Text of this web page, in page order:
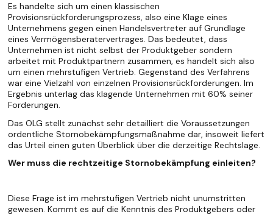
Es handelte sich um einen klassischen
Provisionsrückforderungsprozess, also eine Klage eines
Unternehmens gegen einen Handelsvertreter auf Grundlage
eines Vermögensberatervertrages. Das bedeutet, dass
Unternehmen ist nicht selbst der Produktgeber sondern
arbeitet mit Produktpartnern zusammen, es handelt sich also
um einen mehrstufigen Vertrieb. Gegenstand des Verfahrens
war eine Vielzahl von einzelnen Provisionsrückforderungen. Im
Ergebnis unterlag das klagende Unternehmen mit 60% seiner
Forderungen.
Das OLG stellt zunächst sehr detailliert die Voraussetzungen
ordentliche Stornobekämpfungsmaßnahme dar, insoweit liefert
das Urteil einen guten Überblick über die derzeitige Rechtslage.
Wer muss die rechtzeitige Stornobekämpfung einleiten?
Diese Frage ist im mehrstufigen Vertrieb nicht unumstritten
gewesen. Kommt es auf die Kenntnis des Produktgebers oder